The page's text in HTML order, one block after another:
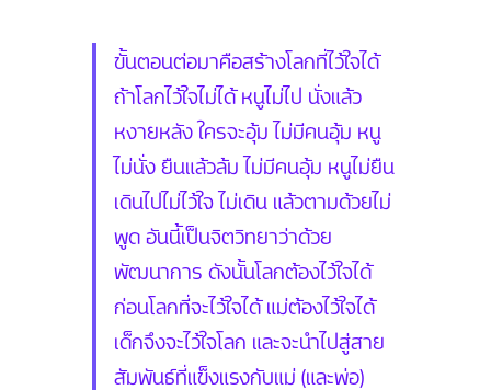
ขั้นตอนต่อมาคือสร้างโลกที่ไว้ใจได้
ถ้าโลกไว้ใจไม่ได้ หนูไม่ไป นั่งแล้ว
หงายหลัง ใครจะอุ้ม ไม่มีคนอุ้ม หนู
ไม่นั่ง ยืนแล้วล้ม ไม่มีคนอุ้ม หนูไม่ยืน
เดินไปไม่ไว้ใจ ไม่เดิน แล้วตามด้วยไม่
พูด อันนี้เป็นจิตวิทยาว่าด้วย
พัฒนาการ ดังนั้นโลกต้องไว้ใจได้
ก่อนโลกที่จะไว้ใจได้ แม่ต้องไว้ใจได้
เด็กจึงจะไว้ใจโลก และจะนำไปสู่สาย
สัมพันธ์ที่แข็งแรงกับแม่ (และพ่อ)